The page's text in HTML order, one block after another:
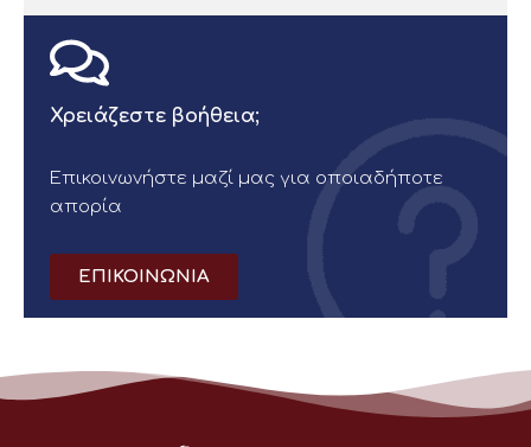
Χρειάζεστε βοήθεια;
Επικοινωνήστε μαζί μας για οποιαδήποτε
απορία
ΕΠΙΚΟΙΝΩΝΙΑ